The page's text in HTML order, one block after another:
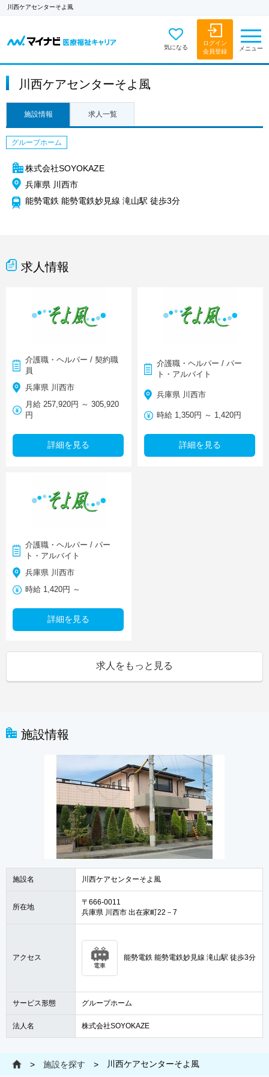
川西ケアセンターそよ風
気になる
ログイン
会員登録
メニュー
川西ケアセンターそよ風
施設情報 求人一覧
グループホーム
株式会社SOYOKAZE
兵庫県 川西市
能勢電鉄 能勢電鉄妙見線 滝山駅 徒歩3分
求人情報
介護職・ヘルパー / 契約職
員
兵庫県 川西市
月給 257,920円 ～ 305,920
円
詳細を見る
介護職・ヘルパー / パー
ト・アルバイト
兵庫県 川西市
時給 1,350円 ～ 1,420円
詳細を見る
介護職・ヘルパー / パー
ト・アルバイト
兵庫県 川西市
時給 1,420円 ～
詳細を見る
求人をもっと見る
施設情報
施設名 川西ケアセンターそよ風
所在地
〒666-0011
兵庫県 川西市 出在家町22－7
アクセス
電車
能勢電鉄 能勢電鉄妙見線 滝山駅 徒歩3分
サービス形態 グループホーム
法人名 株式会社SOYOKAZE
> 施設を探す > 川西ケアセンターそよ風